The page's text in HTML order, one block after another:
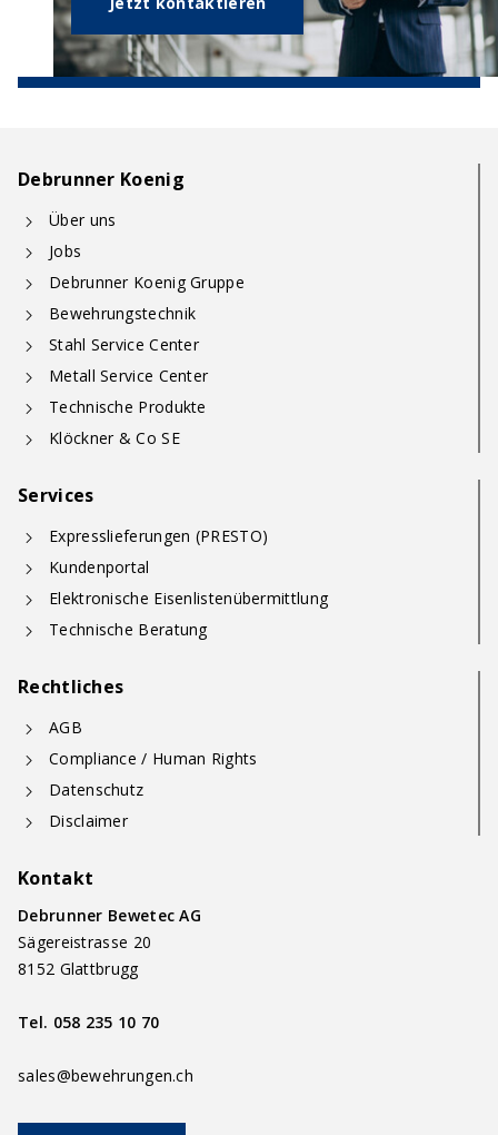
Debrunner Koenig
Über uns
Jobs
Debrunner Koenig Gruppe
Bewehrungstechnik
Stahl Service Center
Metall Service Center
Technische Produkte
Klöckner & Co SE
Services
Expresslieferungen (PRESTO)
Kundenportal
Elektronische Eisenlistenübermittlung
Technische Beratung
Rechtliches
AGB
Compliance / Human Rights
Datenschutz
Disclaimer
Kontakt
Debrunner Bewetec AG
Sägereistrasse 20
8152 Glattbrugg
Tel. 058 235 10 70
sales@bewehrungen.ch